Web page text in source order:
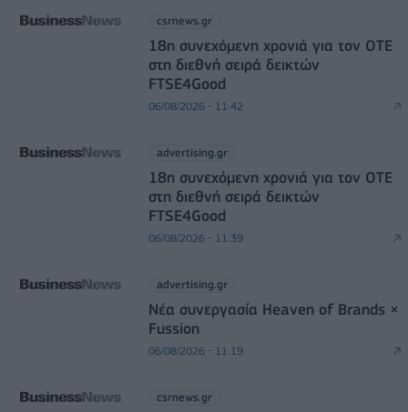
csrnews.gr
18η συνεχόμενη χρονιά για τον ΟΤΕ
στη διεθνή σειρά δεικτών
FTSE4Good
06/08/2026 - 11:42
advertising.gr
18η συνεχόμενη χρονιά για τον ΟΤΕ
στη διεθνή σειρά δεικτών
FTSE4Good
06/08/2026 - 11:39
advertising.gr
Νέα συνεργασία Heaven of Brands ×
Fussion
06/08/2026 - 11:19
csrnews.gr